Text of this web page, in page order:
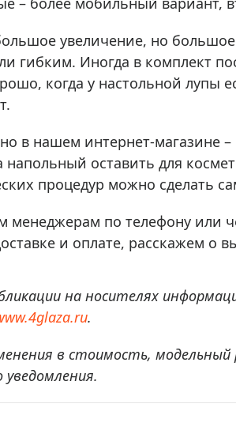
увеличение, но
гибким. Иногда в комплект
когда у настольной лупы
в нашем интернет-магазине
оставить для
процедур можно сделать
по телефону или
и оплате, расскажем о
на носителях
.
в стоимость, модельный